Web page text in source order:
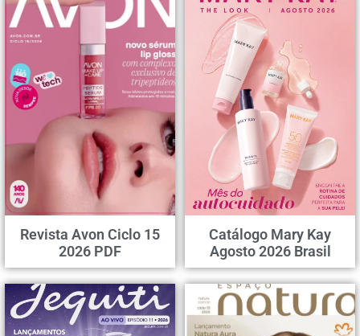
Revista Avon Ciclo 15
2026 PDF
Catálogo Mary Kay
Agosto 2026 Brasil